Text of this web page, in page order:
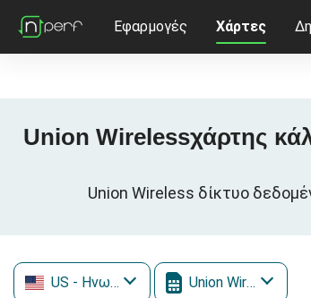
Εφαρμογές Χάρτες
Union Wirelessχάρτης
Union Wireless δίκτυο
US - Ηνωμένες Πολιτείες Union Wireless